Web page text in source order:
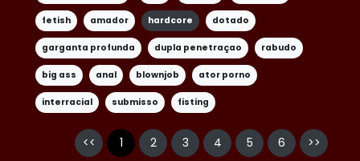
fetish amador hardcore dotado
garganta profunda dupla penetraçao rabudo
big ass anal blownjob ator porno
interracial submisso fisting
<< 1 2 3 4 5 6 >>